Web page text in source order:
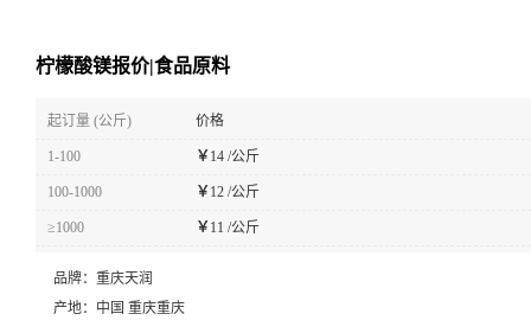
柠檬酸镁报价|食品原料
起订量 (公斤) 价格
1-100 ￥14 /公斤
100-1000 ￥12 /公斤
≥1000 ￥11 /公斤
品牌： 重庆天润
产地： 中国 重庆重庆